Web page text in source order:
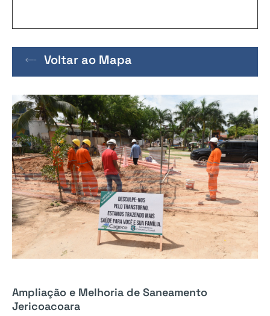
Voltar ao Mapa
Ampliação e Melhoria de Saneamento
Jericoacoara